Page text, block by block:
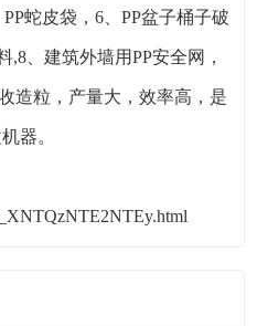
蛇皮袋，6、PP盆子桶子破
,8、建筑外墙用PP安全网，
造粒，产量大，效率高，是
器。